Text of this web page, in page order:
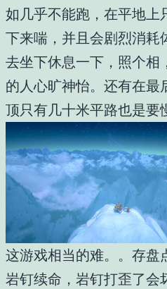
如几乎不能跑，在平地上
下来喘，并且会剧烈消耗
去坐下休息一下，照个相
的人心旷神怡。还有在最
顶只有几十米平路也是要
这游戏相当的难。。存盘
岩钉续命，岩钉打歪了会